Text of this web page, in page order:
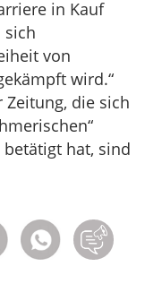
in Kauf
sich
von
wird.“
Zeitung, die sich
hat, sind